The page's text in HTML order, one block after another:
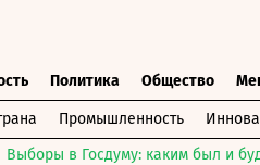
Политика Общество
Промышленность
Выборы в Госдуму: каким был и